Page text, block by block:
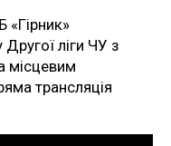
«Гірник»
ліги ЧУ з
місцевим
трансляція